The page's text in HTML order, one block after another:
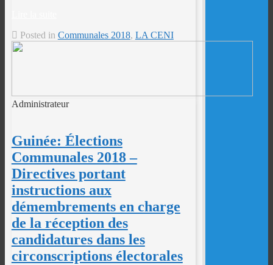
Posted in Communales 2018, LA CENI
Administrateur
Guinée: Élections
Communales 2018 –
Directives portant
instructions aux
démembrements en charge
de la réception des
candidatures dans les
circonscriptions électorales